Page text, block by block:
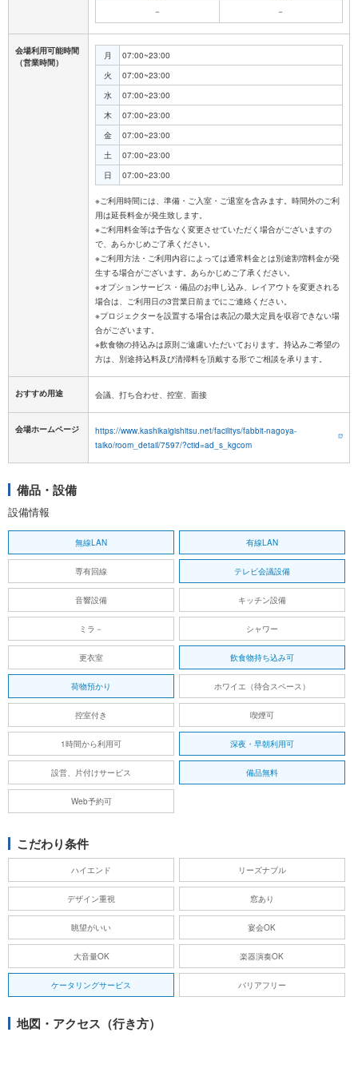
－
－
会場利用可能時間
（営業時間）
月
07:00~23:00
火
07:00~23:00
水
07:00~23:00
木
07:00~23:00
金
07:00~23:00
土
07:00~23:00
日
07:00~23:00
※ご利用時間には、準備・ご入室・ご退室を含みます。時間外のご利
用は延長料金が発生致します。
※ご利用料金等は予告なく変更させていただく場合がございますの
で、あらかじめご了承ください。
※ご利用方法・ご利用内容によっては通常料金とは別途割増料金が発
生する場合がございます。あらかじめご了承ください。
※オプションサービス・備品のお申し込み、レイアウトを変更される
場合は、ご利用日の3営業日前までにご連絡ください。
※プロジェクターを設置する場合は表記の最大定員を収容できない場
合がございます。
※飲食物の持込みは原則ご遠慮いただいております。持込みご希望の
おすすめ用途 会議、打ち合わせ、控室、面接
会場ホームページ
https://www.kashikaigishitsu.net/facilitys/fabbit-nagoya-
taiko/room_detail/7597/?ctid=ad_s_kgcom
備品・設備
設備情報
無線LAN 有線LAN
専有回線 テレビ会議設備
音響設備 キッチン設備
ミラ－ シャワー
更衣室 飲食物持ち込み可
荷物預かり ホワイエ（待合スペース）
控室付き 喫煙可
1時間から利用可 深夜・早朝利用可
設営、片付けサービス 備品無料
Web予約可
こだわり条件
ハイエンド リーズナブル
デザイン重視 窓あり
眺望がいい 宴会OK
大音量OK 楽器演奏OK
ケータリングサービス バリアフリー
地図・アクセス（行き方）